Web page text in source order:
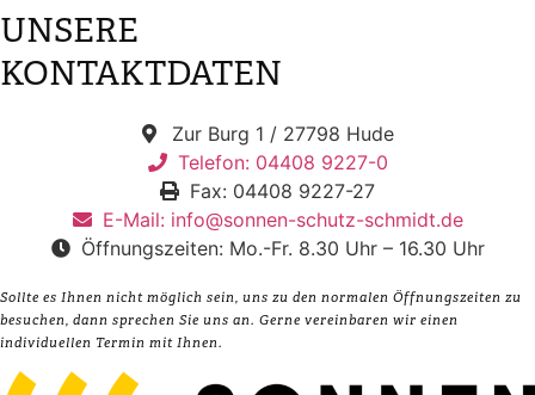
UNSERE
KONTAKTDATEN
Zur Burg 1 / 27798 Hude
Telefon: 04408 9227-0
Fax: 04408 9227-27
E-Mail: info@sonnen-schutz-schmidt.de
Öffnungszeiten: Mo.-Fr. 8.30 Uhr – 16.30 Uhr
Sollte es Ihnen nicht möglich sein, uns zu den normalen Öffnungszeiten zu
besuchen, dann sprechen Sie uns an. Gerne vereinbaren wir einen
individuellen Termin mit Ihnen.